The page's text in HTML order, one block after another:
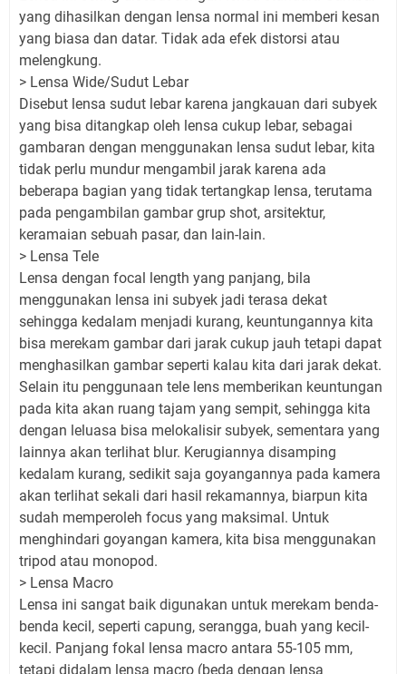
yang dihasilkan dengan lensa normal ini memberi kesan
yang biasa dan datar. Tidak ada efek distorsi atau
melengkung.
> Lensa Wide/Sudut Lebar
Disebut lensa sudut lebar karena jangkauan dari subyek
yang bisa ditangkap oleh lensa cukup lebar, sebagai
gambaran dengan menggunakan lensa sudut lebar, kita
tidak perlu mundur mengambil jarak karena ada
beberapa bagian yang tidak tertangkap lensa, terutama
pada pengambilan gambar grup shot, arsitektur,
keramaian sebuah pasar, dan lain-lain.
> Lensa Tele
Lensa dengan focal length yang panjang, bila
menggunakan lensa ini subyek jadi terasa dekat
sehingga kedalam menjadi kurang, keuntungannya kita
bisa merekam gambar dari jarak cukup jauh tetapi dapat
menghasilkan gambar seperti kalau kita dari jarak dekat.
Selain itu penggunaan tele lens memberikan keuntungan
pada kita akan ruang tajam yang sempit, sehingga kita
dengan leluasa bisa melokalisir subyek, sementara yang
lainnya akan terlihat blur. Kerugiannya disamping
kedalam kurang, sedikit saja goyangannya pada kamera
akan terlihat sekali dari hasil rekamannya, biarpun kita
sudah memperoleh focus yang maksimal. Untuk
menghindari goyangan kamera, kita bisa menggunakan
tripod atau monopod.
> Lensa Macro
Lensa ini sangat baik digunakan untuk merekam benda-
benda kecil, seperti capung, serangga, buah yang kecil-
kecil. Panjang fokal lensa macro antara 55-105 mm,
tetapi didalam lensa macro (beda dengan lensa